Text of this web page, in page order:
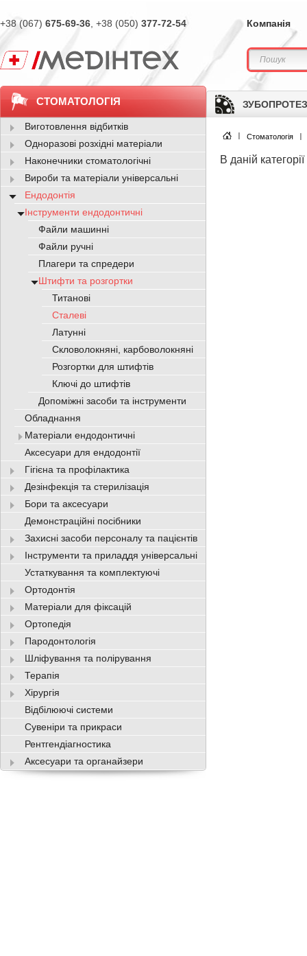
Компанія
+38 (067) 675-69-36 , +38 (050) 377-72-54
Стоматологія
В даній
СТОМАТОЛОГІЯ
Виготовлення відбитків
Одноразові розхідні матеріали
Наконечники стоматологічні
Вироби та матеріали універсальні
Ендодонтія
Інструменти ендодонтичні
Файли машинні
Файли ручні
Плагери та спредери
Штифти та розгортки
Титанові
Сталеві
Латунні
Скловолокняні, карбоволокняні
Розгортки для штифтів
Ключі до штифтів
Допоміжні засоби та інструменти
Обладнання
Матеріали ендодонтичні
Аксесуари для ендодонтії
Гігієна та профілактика
Дезінфекція та стерилізація
Бори та аксесуари
Демонстраційні посібники
Захисні засоби персоналу та пацієнтів
Інструменти та приладдя універсальні
Устаткування та комплектуючі
Ортодонтія
Матеріали для фіксацій
Ортопедія
Пародонтологія
Шліфування та полірування
Терапія
Хірургія
Відбілюючі системи
Сувеніри та прикраси
Рентгендіагностика
Аксесуари та органайзери